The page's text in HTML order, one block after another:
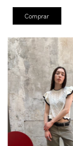
Comprar